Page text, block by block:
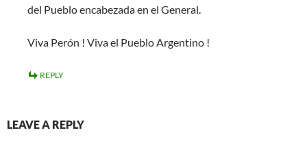
del Pueblo encabezada en el General.
Viva Perón ! Viva el Pueblo Argentino !
REPLY
LEAVE A REPLY